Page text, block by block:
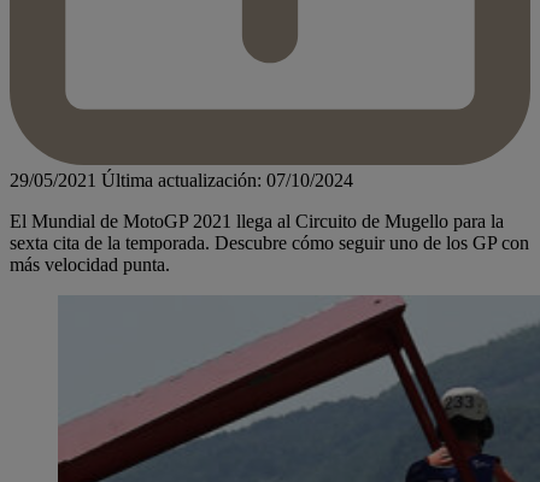
29/05/2021 Última actualización: 07/10/2024
El Mundial de MotoGP 2021 llega al Circuito de Mugello para la
sexta cita de la temporada. Descubre cómo seguir uno de los GP con
más velocidad punta.